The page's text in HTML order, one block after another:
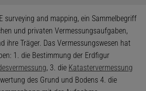
surveying and mapping, ein Sammelbegriff
und privaten Vermessungsaufgaben,
ihre Träger. Das Vermessungswesen hat
1. die Bestimmung der Erdfigur
, 3. die Katastervermessung
des Grund und Bodens 4. die